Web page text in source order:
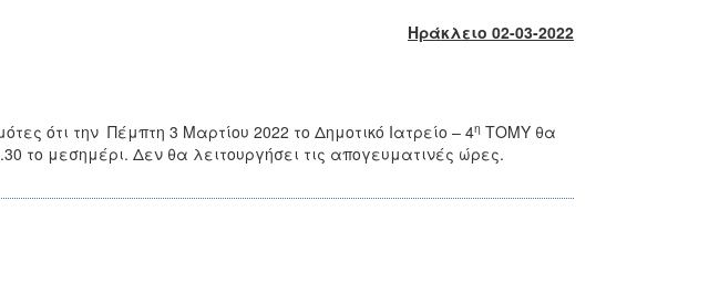
Ηράκλειο 02-03-2022
ότι την Πέμπτη 3 Μαρτίου 2022 το Δημοτικό Ιατρείο – 4η ΤΟΜΥ θα
το μεσημέρι. Δεν θα λειτουργήσει τις απογευματινές ώρες.